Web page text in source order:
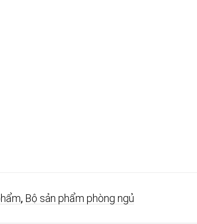
, Bộ sản phẩm phòng ngủ